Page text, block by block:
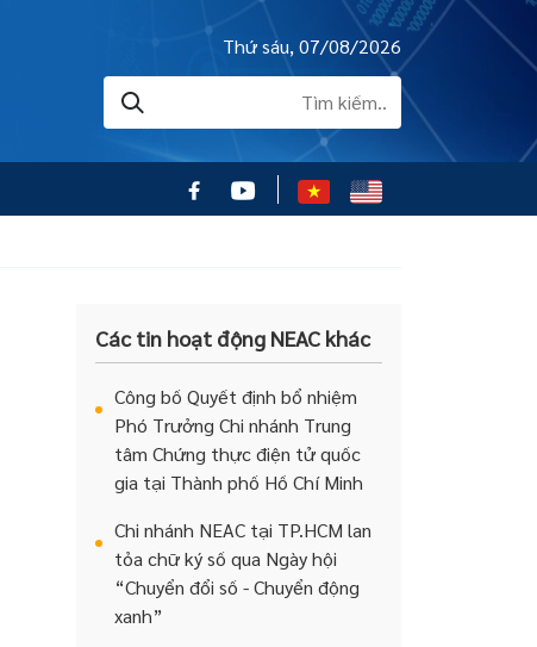
Thứ sáu, 07/08/2026
Các tin hoạt động NEAC khác
Công bố Quyết định bổ nhiệm
Phó Trưởng Chi nhánh Trung
tâm Chứng thực điện tử quốc
gia tại Thành phố Hồ Chí Minh
Chi nhánh NEAC tại TP.HCM lan
tỏa chữ ký số qua Ngày hội
“Chuyển đổi số - Chuyển động
xanh”